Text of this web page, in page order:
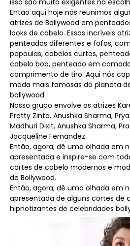
Então aqui hoje nós reunimos
atrizes de Bollywood em
looks de cabelo. Essas incríveis
penteados diferentes e fofos,
papoulas, cabelos curtos,
cabelo bob, penteado em
comprimento de tiro. Aqui nós
moda mais famosas do planeta
bollywood.
Nosso grupo envolve as atrizes
Pretty Zinta, Anushka Sharma,
Madhuri Dixit, Anushka Sharma,
Jacqueline Fernandez.
Então, agora, dê uma olhada em
apresentada e inspire-se com
cortes de cabelo modernos e
de Bollywood.
Então, agora, dê uma olhada em
apresentada de alguns cortes de
hipnotizantes de celebridades